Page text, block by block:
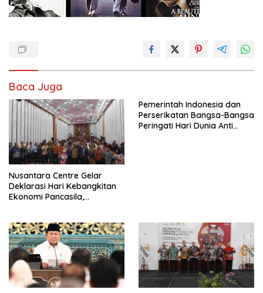
Baca Juga
Nusantara Centre Gelar
Deklarasi Hari Kebangkitan
Ekonomi Pancasila,
Penjajahan (Pergolakan
Ekonomi Politik Indonesia) &
Simposium Nasional “Urgensi
Undang-Undang
Perekonomian Nasional dan
Kesejahteraan Sosial dalam
Pemerintah Indonesia dan
Perserikatan Bangsa-Bangsa
Peringati Hari Dunia Anti